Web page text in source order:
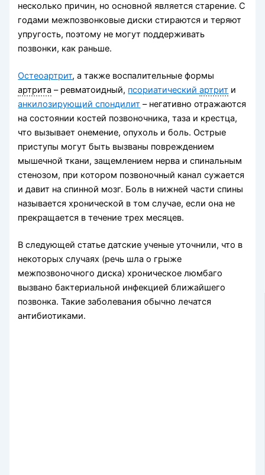
несколько причин, но основной является старение. С
годами межпозвонковые диски стираются и теряют
упругость, поэтому не могут поддерживать
позвонки, как раньше.
Остеоартрит, а также воспалительные формы
артрита – ревматоидный, псориатическийартрит и
анкилозирующий спондилит – негативно отражаются
на состоянии костей позвоночника, таза и крестца,
что вызывает онемение, опухоль и боль. Острые
приступы могут быть вызваны повреждением
мышечной ткани, защемлением нерва и спинальным
стенозом, при котором позвоночный канал сужается
и давит на спинной мозг. Боль в нижней части спины
называется хронической в том случае, если она не
прекращается в течение трех месяцев.
В следующей статье датские ученые уточнили, что в
некоторых случаях (речь шла о грыже
межпозвоночного диска) хроническое люмбаго
вызвано бактериальной инфекцией ближайшего
позвонка. Такие заболевания обычно лечатся
антибиотиками.